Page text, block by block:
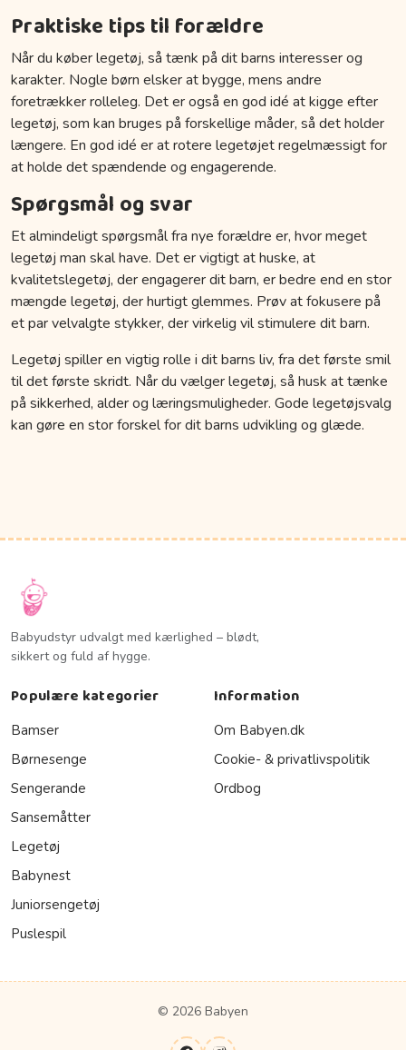
Praktiske tips til forældre
Når du køber legetøj, så tænk på dit barns interesser og
karakter. Nogle børn elsker at bygge, mens andre
foretrækker rolleleg. Det er også en god idé at kigge efter
legetøj, som kan bruges på forskellige måder, så det holder
længere. En god idé er at rotere legetøjet regelmæssigt for
at holde det spændende og engagerende.
Spørgsmål og svar
Et almindeligt spørgsmål fra nye forældre er, hvor meget
legetøj man skal have. Det er vigtigt at huske, at
kvalitetslegetøj, der engagerer dit barn, er bedre end en stor
mængde legetøj, der hurtigt glemmes. Prøv at fokusere på
et par velvalgte stykker, der virkelig vil stimulere dit barn.
Legetøj spiller en vigtig rolle i dit barns liv, fra det første smil
til det første skridt. Når du vælger legetøj, så husk at tænke
på sikkerhed, alder og læringsmuligheder. Gode legetøjsvalg
kan gøre en stor forskel for dit barns udvikling og glæde.
Babyudstyr udvalgt med kærlighed – blødt,
sikkert og fuld af hygge.
Populære kategorier
Bamser
Børnesenge
Sengerande
Sansemåtter
Legetøj
Babynest
Juniorsengetøj
Puslespil
Information
Om Babyen.dk
Cookie- & privatlivspolitik
Ordbog
© 2026 Babyen